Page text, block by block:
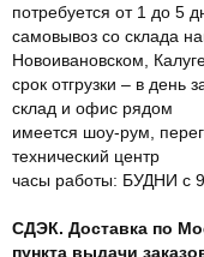
потребуется от 1 до 5
самовывоз со склада
Новоивановском,
срок отгрузки – в день
склад и офис рядом
имеется шоу-рум,
технический центр
часы работы: БУДНИ с
СДЭК. Доставка по
пункта выдачи